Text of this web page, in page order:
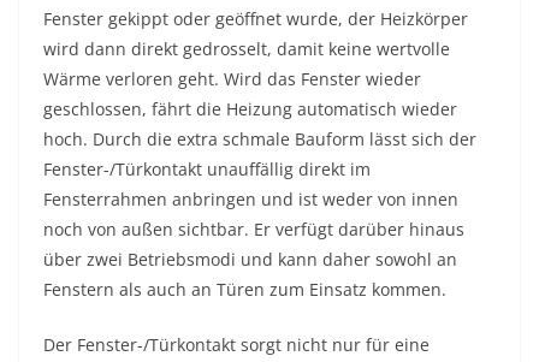
Fenster gekippt oder geöffnet wurde, der Heizkörper
wird dann direkt gedrosselt, damit keine wertvolle
Wärme verloren geht. Wird das Fenster wieder
geschlossen, fährt die Heizung automatisch wieder
hoch. Durch die extra schmale Bauform lässt sich der
Fenster-/Türkontakt unauffällig direkt im
Fensterrahmen anbringen und ist weder von innen
noch von außen sichtbar. Er verfügt darüber hinaus
über zwei Betriebsmodi und kann daher sowohl an
Fenstern als auch an Türen zum Einsatz kommen.
Der Fenster-/Türkontakt sorgt nicht nur für eine